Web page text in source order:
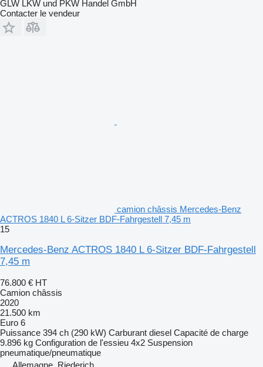
GLW LKW und PKW Handel GmbH
Contacter le vendeur
camion châssis Mercedes-Benz
ACTROS 1840 L 6-Sitzer BDF-Fahrgestell 7,45 m
15
Mercedes-Benz ACTROS 1840 L 6-Sitzer BDF-Fahrgestell
7,45 m
76.800 € HT
Camion châssis
2020
21.500 km
Euro 6
Puissance 394 ch (290 kW) Carburant diesel Capacité de charge
9.896 kg Configuration de l'essieu 4x2 Suspension
pneumatique/pneumatique
Allemagne, Riederich